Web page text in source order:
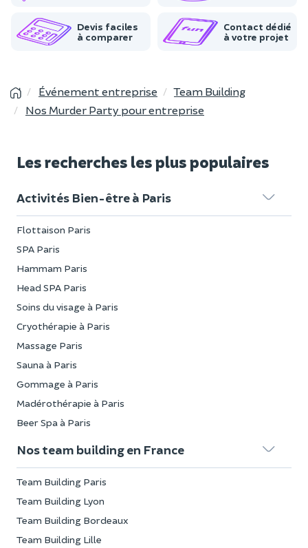
Devis faciles
à comparer
Contact dédié
à votre projet
Événement entreprise
Team Building
Nos Murder Party pour entreprise
Les recherches les plus populaires
Activités Bien-être à Paris
Flottaison Paris
SPA Paris
Hammam Paris
Head SPA Paris
Soins du visage à Paris
Cryothérapie à Paris
Massage Paris
Sauna à Paris
Gommage à Paris
Madérothérapie à Paris
Beer Spa à Paris
Nos team building en France
Team Building Paris
Team Building Lyon
Team Building Bordeaux
Team Building Lille